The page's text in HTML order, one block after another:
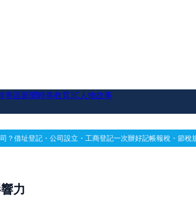
專區新聞時事教育3C人物故事
司設立・工商登記一次辦好記帳報稅・節稅規劃・帳務健檢
力